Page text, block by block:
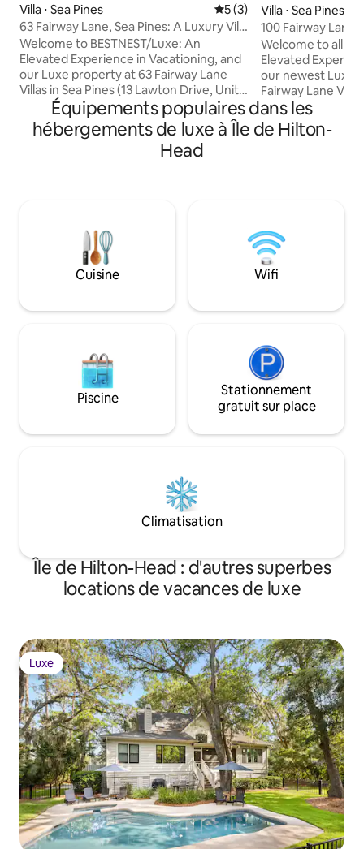
Villa ⋅ Sea Pines Évaluation moyenne sur
5 (3)
63 Fairway Lane, Sea Pines: A Luxury Villa
Stay
Welcome to BESTNEST/Luxe: An
Elevated Experience in Vacationing, and
our Luxe property at 63 Fairway Lane
Villas in Sea Pines (13 Lawton Drive, Unit
63 for mapping). Enjoy the ultimate in
vacation rental accommodations on
Hilton Head Island, featuring a carefully
curated collection of homes and villas,
24/7. STR Permit Number: 075908
Villa ⋅ Sea Pines
100 Fairway Lane,
Villa Stay
Welcome to all
Elevated
our newest Luxe
Fairway Lane
Fairway Lane for
ultimate in
accommodations
available 24/7. STR Permit Number:
075152
Équipements populaires dans les
hébergements de luxe à Île de Hilton-
Head
Cuisine Wifi
Piscine
Stationnement
gratuit sur place
Climatisation
Île de Hilton-Head : d'autres superbes
locations de vacances de luxe
Luxe
Luxe